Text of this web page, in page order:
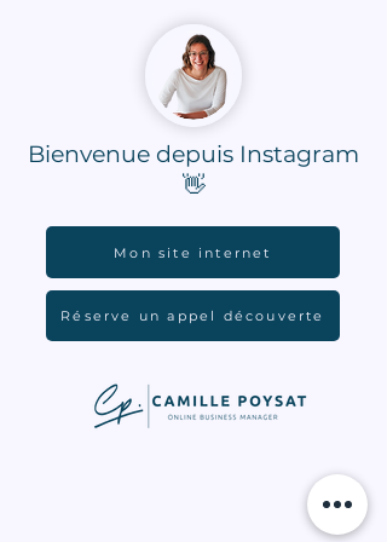
Bienvenue depuis Instagram
👋
Mon site internet
Réserve un appel découverte